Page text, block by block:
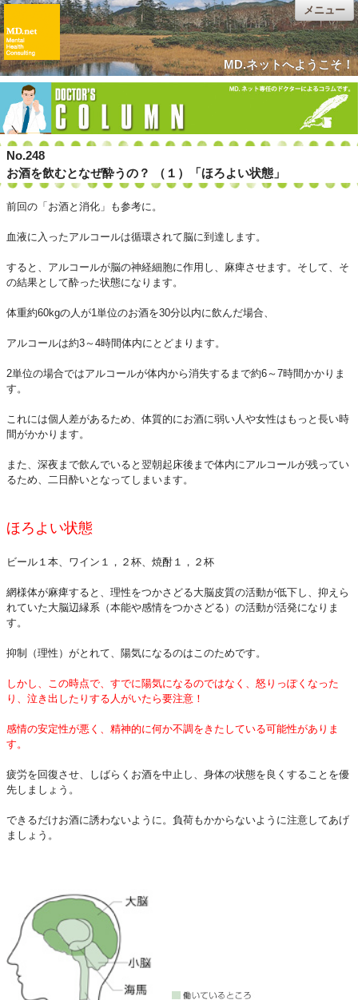
MD.ネットへようこそ！
メニュー
No.248
お酒を飲むとなぜ酔うの？ （１）「ほろよい状態」
前回の「お酒と消化」も参考に。
血液に入ったアルコールは循環されて脳に到達します。
すると、アルコールが脳の神経細胞に作用し、麻痺させます。そして、そ
の結果として酔った状態になります。
体重約60kgの人が1単位のお酒を30分以内に飲んだ場合、
アルコールは約3～4時間体内にとどまります。
2単位の場合ではアルコールが体内から消失するまで約6～7時間かかりま
す。
これには個人差があるため、体質的にお酒に弱い人や女性はもっと長い時
間がかかります。
また、深夜まで飲んでいると翌朝起床後まで体内にアルコールが残ってい
るため、二日酔いとなってしまいます。
ほろよい状態
ビール１本、ワイン１，２杯、焼酎１，２杯
網様体が麻痺すると、理性をつかさどる大脳皮質の活動が低下し、抑えら
れていた大脳辺縁系（本能や感情をつかさどる）の活動が活発になりま
す。
抑制（理性）がとれて、陽気になるのはこのためです。
しかし、この時点で、すでに陽気になるのではなく、怒りっぽくなった
り、泣き出したりする人がいたら要注意！
感情の安定性が悪く、精神的に何か不調をきたしている可能性がありま
す。
疲労を回復させ、しばらくお酒を中止し、身体の状態を良くすることを優
先しましょう。
できるだけお酒に誘わないように。負荷もかからないように注意してあげ
ましょう。